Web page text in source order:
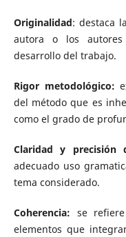
Originalidad: destaca
autora o los
desarrollo del trabajo.
Rigor metodológico:
del método que es
como el grado de
Claridad y precisión
adecuado uso
tema considerado.
Coherencia: se
elementos que